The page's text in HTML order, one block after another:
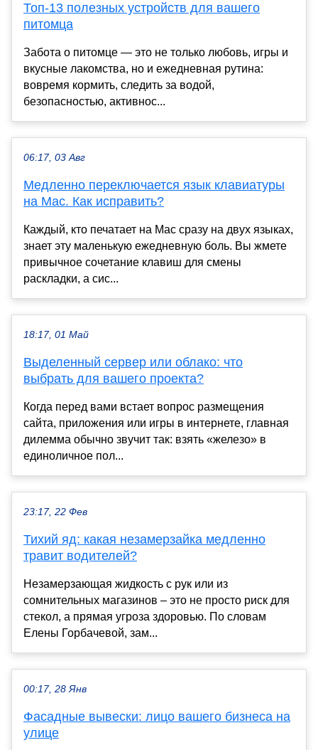
Топ-13 полезных устройств для вашего
питомца
Забота о питомце — это не только любовь, игры и
вкусные лакомства, но и ежедневная рутина:
вовремя кормить, следить за водой,
безопасностью, активнос...
06:17, 03 Авг
Медленно переключается язык клавиатуры
на Mac. Как исправить?
Каждый, кто печатает на Mac сразу на двух языках,
знает эту маленькую ежедневную боль. Вы жмете
привычное сочетание клавиш для смены
раскладки, а сис...
18:17, 01 Май
Выделенный сервер или облако: что
выбрать для вашего проекта?
Когда перед вами встает вопрос размещения
сайта, приложения или игры в интернете, главная
дилемма обычно звучит так: взять «железо» в
единоличное пол...
23:17, 22 Фев
Тихий яд: какая незамерзайка медленно
травит водителей?
Незамерзающая жидкость с рук или из
сомнительных магазинов – это не просто риск для
стекол, а прямая угроза здоровью. По словам
Елены Горбачевой, зам...
00:17, 28 Янв
Фасадные вывески: лицо вашего бизнеса на
улице